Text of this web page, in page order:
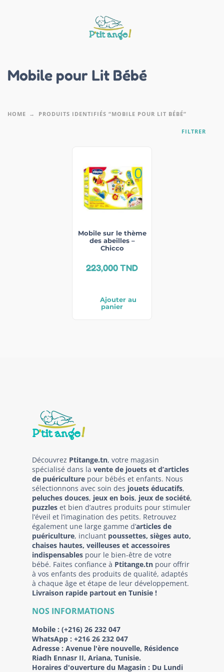
Mobile pour Lit Bébé
HOME PRODUITS IDENTIFIÉS “MOBILE POUR LIT BÉBÉ”
FILTRER
Mobile sur le thème
des abeilles –
Chicco
223,000TND
Ajouter au
panier
Découvrez Ptitange.tn, votre magasin
spécialisé dans la vente de jouets et d’articles
de puériculture pour bébés et enfants. Nous
sélectionnons avec soin des jouets éducatifs,
peluches douces, jeux en bois, jeux de société,
puzzles et bien d’autres produits pour stimuler
l’éveil et l’imagination des petits. Retrouvez
également une large gamme d’articles de
puériculture, incluant poussettes, sièges auto,
chaises hautes, veilleuses et accessoires
indispensables pour le bien-être de votre
bébé. Faites confiance à Ptitange.tn pour offrir
à vos enfants des produits de qualité, adaptés
à chaque âge et étape de leur développement.
Livraison rapide partout en Tunisie !
NOS INFORMATIONS
Mobile : (+216) 26 232 047
WhatsApp : +216 26 232 047
Adresse : Avenue l'ère nouvelle, Résidence
Riadh Ennasr II, Ariana, Tunisie.
Horaires d'ouverture du Magasin : Du Lundi